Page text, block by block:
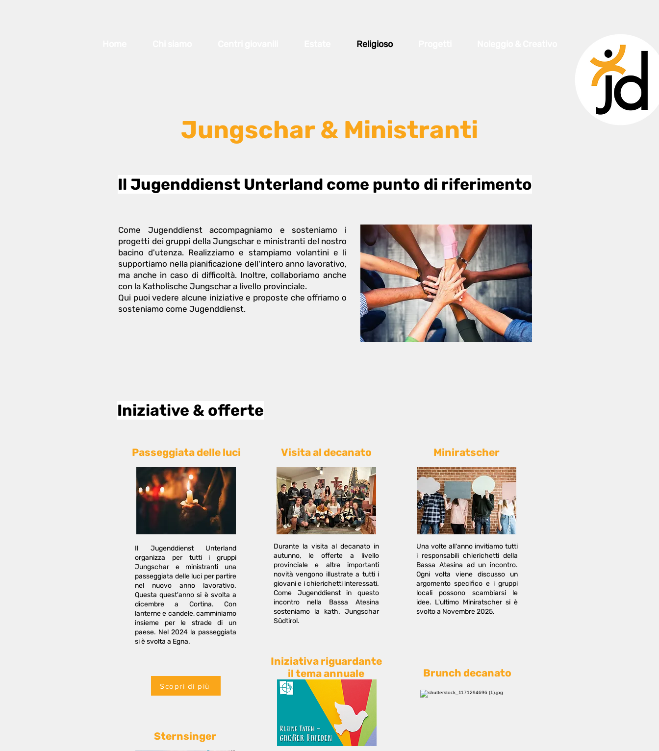
Religioso
Jungschar & Ministranti
Il Jugenddienst Unterland come punto di riferimento
Come Jugenddienst accompagniamo e sosteniamo i
progetti dei gruppi della Jungschar e ministranti del nostro
bacino d'utenza. Realizziamo e stampiamo volantini e li
supportiamo nella pianificazione dell'intero anno lavorativo,
ma anche in caso di difficoltà. Inoltre, collaboriamo anche
con la Katholische Jungschar a livello provinciale.
Qui puoi vedere alcune iniziative e proposte che offriamo o
sosteniamo come Jugenddienst.
Iniziative & offerte
Passeggiata delle luci
Il Jugenddienst Unterland
organizza per tutti i gruppi
Jungschar e ministranti una
passeggiata delle luci per partire
nel nuovo anno lavorativo.
Questa quest'anno si è svolta a
dicembre a Cortina. Con
lanterne e candele, camminiamo
insieme per le strade di un
paese. Nel 2024 la passeggiata
si è svolta a Egna.
Scopri di più
Sternsinger
Visita al decanato
Durante la visita al decanato in
autunno, le offerte a livello
provinciale e altre importanti
novità vengono illustrate a tutti i
giovani e i chierichetti interessati.
Come Jugenddienst in questo
incontro nella Bassa Atesina
sosteniamo la kath. Jungschar
Südtirol.
Iniziativa riguardante
il tema annuale
Miniratscher
Una volte all'anno invitiamo tutti
i responsabili chierichetti della
Bassa Atesina ad un incontro.
Ogni volta viene discusso un
argomento specifico e i gruppi
locali possono scambiarsi le
idee. L'ultimo Miniratscher si è
svolto a Novembre 2025.
Brunch decanato